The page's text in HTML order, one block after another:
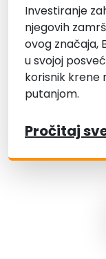
Investiranje
njegovih
ovog značaja,
u svojoj
korisnik krene
putanjom.
Pročitaj